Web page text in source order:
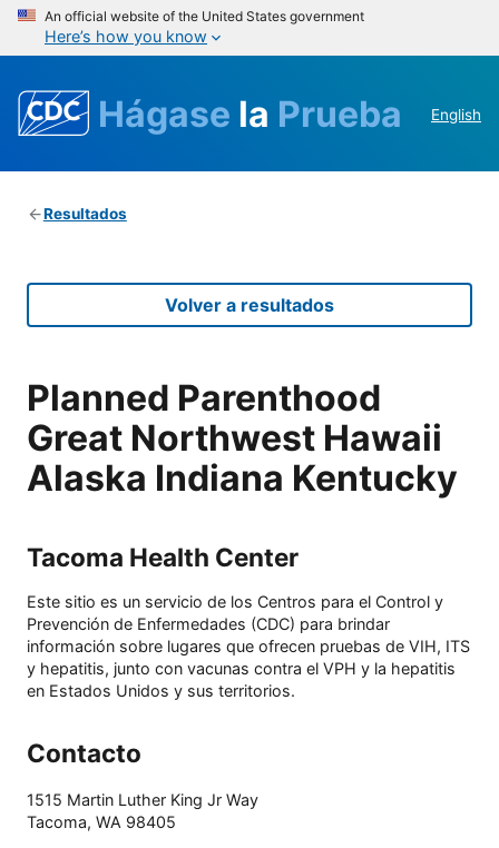
An official website of the United States government
Here’s how you know
Hágase la Prueba English
Resultados
Volver a resultados
Planned Parenthood
Great Northwest Hawaii
Alaska Indiana Kentucky
Tacoma Health Center
Este sitio es un servicio de los Centros para el Control y
Prevención de Enfermedades (CDC) para brindar
información sobre lugares que ofrecen pruebas de VIH, ITS
y hepatitis, junto con vacunas contra el VPH y la hepatitis
en Estados Unidos y sus territorios.
Contacto
1515 Martin Luther King Jr Way
Tacoma, WA 98405